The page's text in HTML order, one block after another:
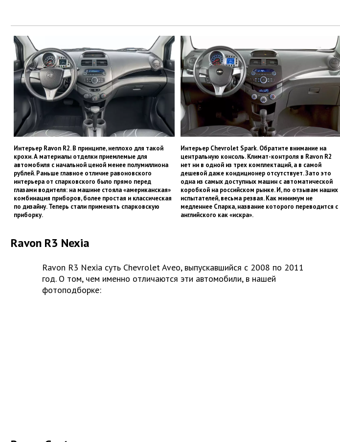
Интерьер Ravon R2. В принципе, неплохо для такой
крохи. А материалы отделки приемлемые для
автомобиля с начальной ценой менее полумиллиона
рублей. Раньше главное отличие равоновского
интерьера от спарковского было прямо перед
глазами водителя: на машине стояла «американская»
комбинация приборов, более простая и классическая
по дизайну. Теперь стали применять спарковскую
приборку.
Интерьер Chevrolet Spark. Обратите внимание на
центральную консоль. Климат-контроля в Ravon R2
нет ни в одной из трех комплектаций, а в самой
дешевой даже кондиционер отсутствует. Зато это
одна из самых доступных машин с автоматической
коробкой на российском рынке. И, по отзывам наших
испытателей, весьма резвая. Как минимум не
медленнее Спарка, название которого переводится с
английского как «искра».
Ravon R3 Nexia
Ravon R3 Nexia суть Chevrolet Aveo, выпускавшийся с 2008 по 2011
год. О том, чем именно отличаются эти автомобили, в нашей
фотоподборке: